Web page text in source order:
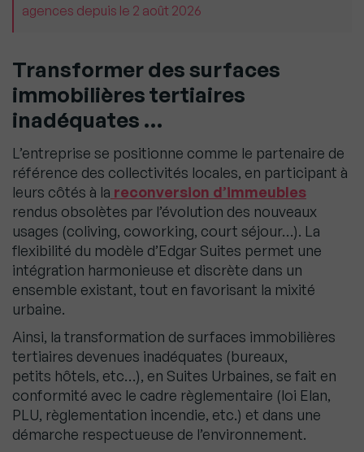
agences depuis le 2 août 2026
Transformer des surfaces
immobilières tertiaires
inadéquates …
L’entreprise se positionne comme le partenaire de
référence des collectivités locales, en participant à
leurs côtés à la reconversion d’immeubles
rendus obsolètes par l’évolution des nouveaux
usages (coliving, coworking, court séjour…). La
flexibilité du modèle d’Edgar Suites permet une
intégration harmonieuse et discrète dans un
ensemble existant, tout en favorisant la mixité
urbaine.
Ainsi, la transformation de surfaces immobilières
tertiaires devenues inadéquates (bureaux,
petits hôtels, etc…), en Suites Urbaines, se fait en
conformité avec le cadre règlementaire (loi Elan,
PLU, règlementation incendie, etc.) et dans une
démarche respectueuse de l’environnement.